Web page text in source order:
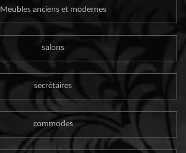
Meubles anciens et modernes
salons
secrétaires
commodes